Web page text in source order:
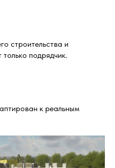
строительства и
подрядчик.
к реальным